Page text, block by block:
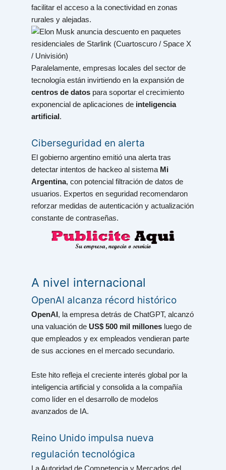
facilitar el acceso a la conectividad en zonas
rurales y alejadas.
Paralelamente, empresas locales del sector de
tecnología están invirtiendo en la expansión de
centros de datos para soportar el crecimiento
exponencial de aplicaciones de inteligencia
artificial .
Ciberseguridad en alerta
El gobierno argentino emitió una alerta tras
detectar intentos de hackeo al sistema Mi
Argentina, con potencial filtración de datos de
usuarios. Expertos en seguridad recomendaron
reforzar medidas de autenticación y actualización
constante de contraseñas.
A nivel internacional
OpenAI alcanza récord histórico
OpenAI , la empresa detrás de ChatGPT, alcanzó
una valuación de US$ 500 mil millones luego de
que empleados y ex empleados vendieran parte
de sus acciones en el mercado secundario.
Este hito refleja el creciente interés global por la
inteligencia artificial y consolida a la compañía
como líder en el desarrollo de modelos
avanzados de IA.
Reino Unido impulsa nueva
regulación tecnológica
La Autoridad de Competencia y Mercados del